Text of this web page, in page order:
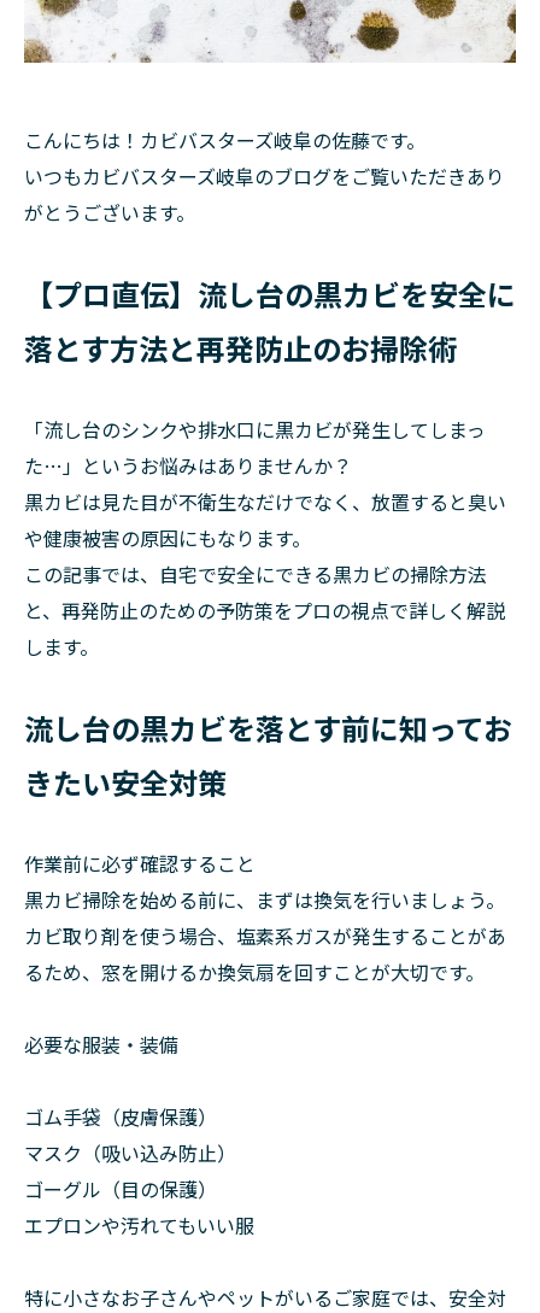
こんにちは！カビバスターズ岐阜の佐藤です。
いつもカビバスターズ岐阜のブログをご覧いただきあり
がとうございます。
【プロ直伝】流し台の黒カビを安全に
落とす方法と再発防止のお掃除術
「流し台のシンクや排水口に黒カビが発生してしまっ
た…」というお悩みはありませんか？
黒カビは見た目が不衛生なだけでなく、放置すると臭い
や健康被害の原因にもなります。
この記事では、自宅で安全にできる黒カビの掃除方法
と、再発防止のための予防策をプロの視点で詳しく解説
します。
流し台の黒カビを落とす前に知ってお
きたい安全対策
作業前に必ず確認すること
黒カビ掃除を始める前に、まずは換気を行いましょう。
カビ取り剤を使う場合、塩素系ガスが発生することがあ
るため、窓を開けるか換気扇を回すことが大切です。
必要な服装・装備
ゴム手袋（皮膚保護）
マスク（吸い込み防止）
ゴーグル（目の保護）
エプロンや汚れてもいい服
特に小さなお子さんやペットがいるご家庭では、安全対